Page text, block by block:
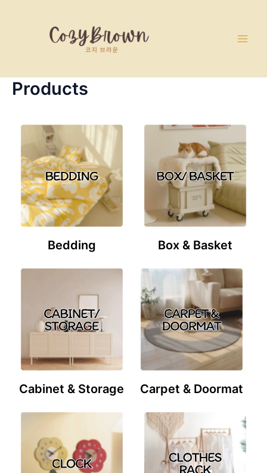
Products
Bedding Box & Basket
Cabinet & Storage Carpet & Doormat